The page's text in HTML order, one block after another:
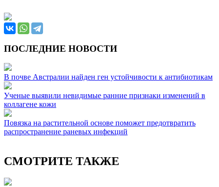
ПОСЛЕДНИЕ НОВОСТИ
В почве Австралии найден ген устойчивости к антибиотикам
Ученые выявили невидимые ранние признаки изменений в
коллагене кожи
Повязка на растительной основе поможет предотвратить
распространение раневых инфекций
СМОТРИТЕ ТАКЖЕ